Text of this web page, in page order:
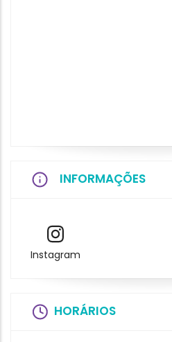
INFORMAÇÕES
Instagram
HORÁRIOS